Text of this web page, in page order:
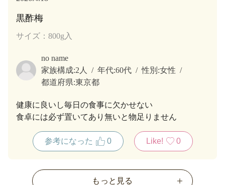
黒酢梅
サイズ：800g入
no name
家族構成:2人 年代:60代 性別:女性
都道府県:東京都
健康に良いし毎日の食事に欠かせない
食卓には必ず置いてあり無いと物足りません
参考になった 0 Like! 0
もっと見る